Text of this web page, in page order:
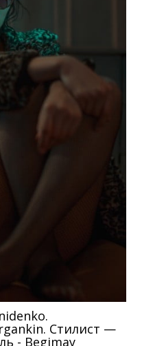
Стилист —
- Begimay